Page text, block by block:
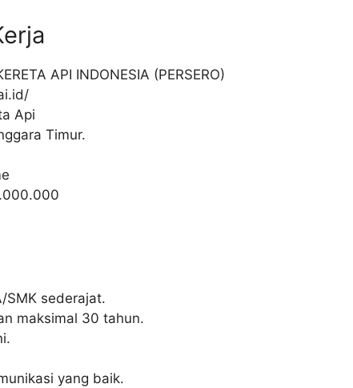
API INDONESIA (PERSERO)
Api
Timur.
SMK sederajat.
maksimal 30 tahun.
yang baik.